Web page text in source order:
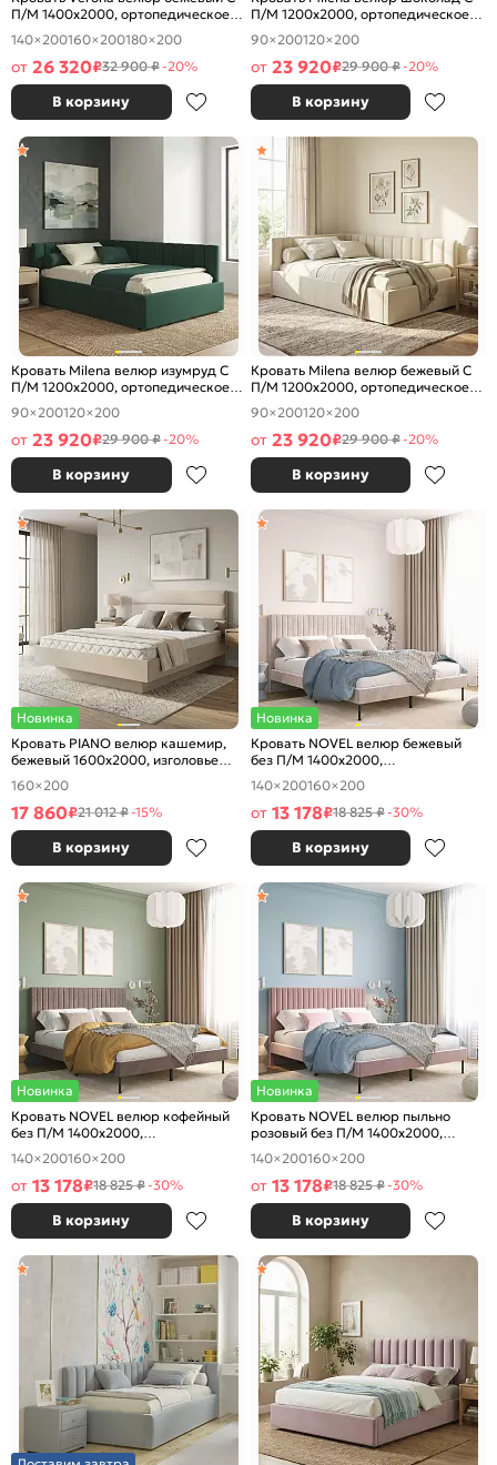
П/М 1400x2000, ортопедическое
основание, изголовье мягкое
140×200160×200180×200
от 26 320₽32 900 ₽-20%
В корзину
П/М 1200x2000, ортопедическое
основание, изголовье мягкое
90×200120×200
от 23 920₽29 900 ₽-20%
В корзину
Кровать Milena велюр изумруд С
П/М 1200x2000, ортопедическое
основание, изголовье мягкое
90×200120×200
от 23 920₽29 900 ₽-20%
В корзину
Кровать Milena велюр бежевый С
П/М 1200x2000, ортопедическое
основание, изголовье мягкое
90×200120×200
от 23 920₽29 900 ₽-20%
В корзину
Новинка
Кровать PIANO велюр кашемир,
бежевый 1600x2000, изголовье
мягкое
160×200
17 860₽21 012 ₽-15%
В корзину
Новинка
Кровать NOVEL велюр бежевый
без П/М 1400x2000,
ортопедическое основание,
изголовье мягкое
140×200160×200
от 13 178₽18 825 ₽-30%
В корзину
Новинка
Кровать NOVEL велюр кофейный
без П/М 1400x2000,
ортопедическое основание,
изголовье мягкое
140×200160×200
от 13 178₽18 825 ₽-30%
В корзину
Новинка
Кровать NOVEL велюр пыльно
розовый без П/М 1400x2000,
ортопедическое основание,
изголовье мягкое
140×200160×200
от 13 178₽18 825 ₽-30%
В корзину